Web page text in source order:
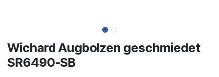
Wichard Augbolzen geschmiedet
SR6490-SB